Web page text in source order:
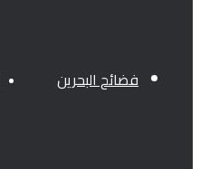
فضائح البحرين